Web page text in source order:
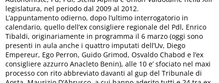
legislatura, nel periodo dal 2009 al 2012.
L’appuntamento odierno, dopo l’ultimo interrogatorio in
calendario, quello dell’ex consigliere regionale del Pdl, Enrico
Tibaldi, originariamente in programma il 6 marzo (oggi sono
presenti in aula anche i quattro imputati dell’Uv, Diego
Empereur, Ego Perron, Guido Grimod, Osvaldo Chabod e l’ex
consigliere azzurro Anacleto Benin), alle 10 e’ sfociato nel maxi
processo con rito abbreviato davanti al gup del Tribunale di